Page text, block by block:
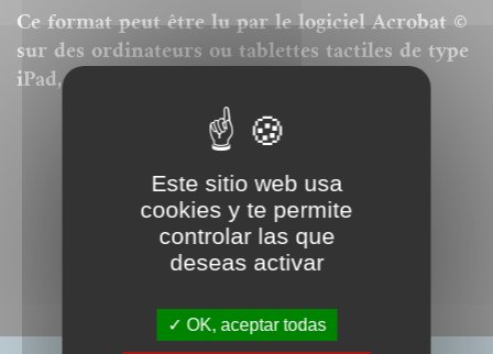
Ce format peut être lu par le logiciel Acrobat ©
sur des ordinateurs ou tablettes tactiles de type
iPad, Archos, Asus ou autres.
Este sitio web usa
cookies y te permite
controlar las que
deseas activar
OK, aceptar todas